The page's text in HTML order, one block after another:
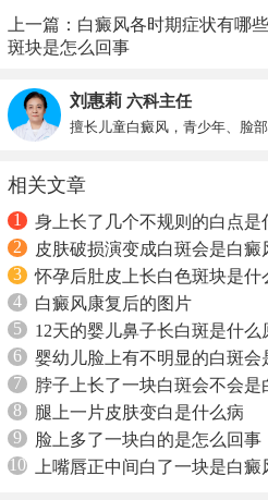
上一篇： 白癜风各时期症状有哪些
斑块是怎么回事
刘惠莉 六科主任
擅长儿童白癜风，青少年、脸
相关文章
1
身上长了几个不规则的白点是
2
皮肤破损演变成白斑会是白癜
3
怀孕后肚皮上长白色斑块是什
4
白癜风康复后的图片
5
12天的婴儿鼻子长白斑是什么
6
婴幼儿脸上有不明显的白斑会
7
脖子上长了一块白斑会不会是
8
腿上一片皮肤变白是什么病
9
脸上多了一块白的是怎么回事
10
上嘴唇正中间白了一块是白癜